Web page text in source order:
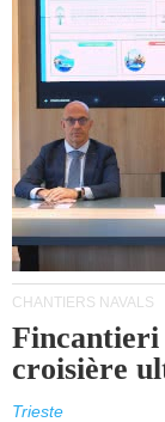
CHANTIERS NAVALS
Fincantieri
croisière
Trieste